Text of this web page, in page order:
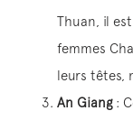
Thuan, il
femmes
leurs têtes,
An Giang: